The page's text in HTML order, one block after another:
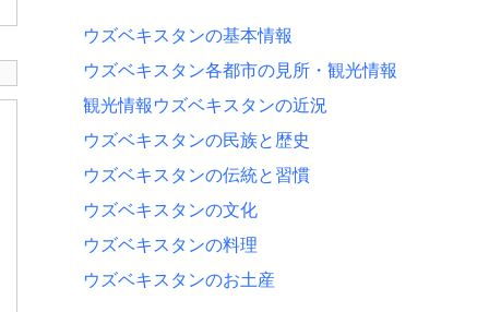
ウズベキスタンの基本情報
ウズベキスタン各都市の見所・観光情報
観光情報 ウズベキスタンの近況
ウズベキスタンの民族と歴史
ウズベキスタンの伝統と習慣
ウズベキスタンの文化
ウズベキスタンの料理
ウズベキスタンのお土産